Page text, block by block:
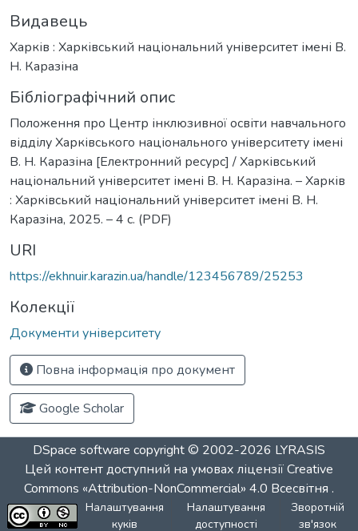
Видавець
Харків : Харківський національний університет імені В.
Н. Каразіна
Бібліографічний опис
Положення про Центр інклюзивної освіти навчального
відділу Харківського національного університету імені
В. Н. Каразіна [Електронний ресурс] / Харківський
національний університет імені В. Н. Каразіна. – Харків
: Харківський національний університет імені В. Н.
Каразіна, 2025. – 4 с. (PDF)
URI
https://ekhnuir.karazin.ua/handle/123456789/25253
Колекції
Документи університету
Повна інформація про документ
Google Scholar
DSpace software copyright © 2002-2026 LYRASIS
Цей контент доступний на умовах ліцензіїCreative
Commons «Attribution-NonCommercial» 4.0 Всесвітня .
Налаштування
куків
Налаштування
доступності
Зворотній
зв'язок